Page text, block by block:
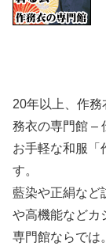
20年以上、作
務衣の専門館 –
お手軽な和服「
す。
藍染や正絹など
や高機能などカ
専門館ならでは。